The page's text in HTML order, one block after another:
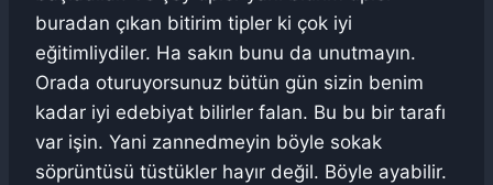
buradan çıkan bitirim tipler ki çok iyi
eğitimliydiler. Ha sakın bunu da unutmayın.
Orada oturuyorsunuz bütün gün sizin benim
kadar iyi edebiyat bilirler falan. Bu bu bir tarafı
var işin. Yani zannedmeyin böyle sokak
söprüntüsü tüstükler hayır değil. Böyle ayabilir.